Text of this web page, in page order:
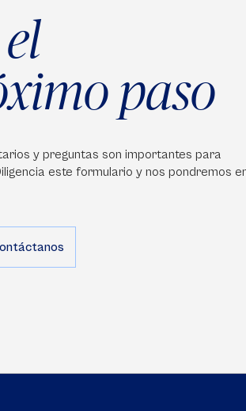
paso
y preguntas son importantes para
este formulario y nos pondremos